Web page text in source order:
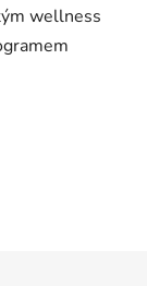
wellness